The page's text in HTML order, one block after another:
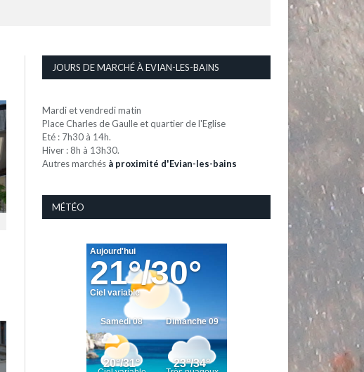
JOURS DE MARCHÉ À EVIAN-LES-BAINS
Mardi et vendredi matin
Place Charles de Gaulle et quartier de l'Eglise
Eté : 7h30 à 14h.
Hiver : 8h à 13h30.
Autres marchés à proximité d'Evian-les-bains
MÉTÉO